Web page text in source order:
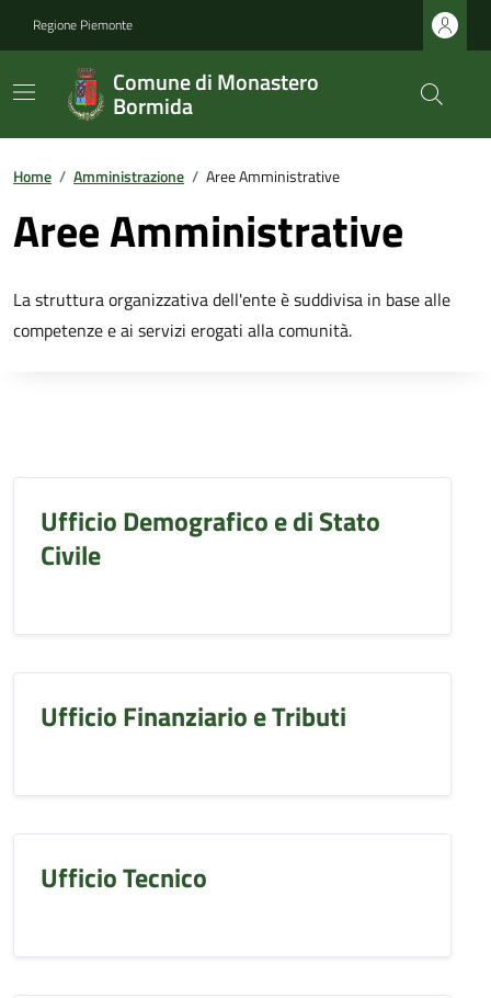
Regione Piemonte
Comune di Monastero
Bormida
Home / Amministrazione / Aree Amministrative
Aree Amministrative
La struttura organizzativa dell'ente è suddivisa in base alle
competenze e ai servizi erogati alla comunità.
Ufficio Demografico e di Stato
Civile
Ufficio Finanziario e Tributi
Ufficio Tecnico